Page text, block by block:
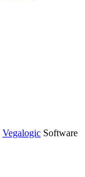
Vegalogic Software